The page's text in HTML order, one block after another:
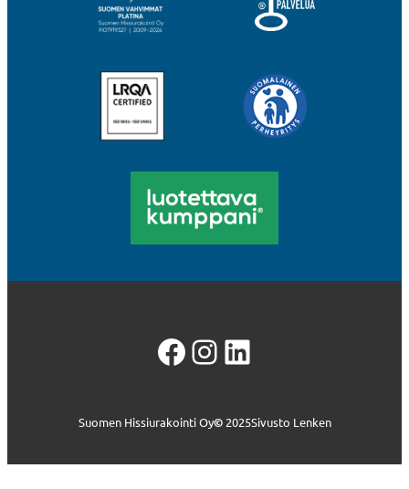
Facebook
Instagram
LinkedIn
Suomen Hissiurakointi Oy©2025Sivusto Lenken